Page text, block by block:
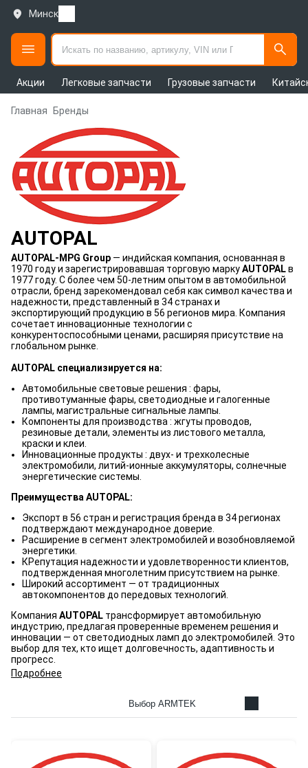
Минск
Акции Легковые запчасти Грузовые запчасти
Главная Бренды
AUTOPAL
AUTOPAL-MPG Group — индийская компания, основанная в
1970 году и зарегистрировавшая торговую маркуAUTOPALв
1977 году. С более чем 50-летним опытом в автомобильной
отрасли, бренд зарекомендовал себя как символ качества и
надежности, представленный в 34 странах и
экспортирующий продукцию в 56 регионов мира. Компания
сочетает инновационные технологии с
конкурентоспособными ценами, расширяя присутствие на
глобальном рынке.
AUTOPAL специализируется на:
Автомобильные световые решения : фары,
противотуманные фары, светодиодные и галогенные
лампы, магистральные сигнальные лампы.
Компоненты для производства : жгуты проводов,
резиновые детали, элементы из листового металла,
краски и клеи.
Инновационные продукты : двух- и трехколесные
электромобили, литий-ионные аккумуляторы, солнечные
энергетические системы.
Преимущества AUTOPAL:
Экспорт в 56 стран и регистрация бренда в 34 регионах
подтверждают международное доверие.
Расширение в сегмент электромобилей и возобновляемой
энергетики.
КРепутация надежности и удовлетворенности клиентов,
подтвержденная многолетним присутствием на рынке.
Широкий ассортимент — от традиционных
автокомпонентов до передовых технологий.
Компания AUTOPAL трансформирует автомобильную
индустрию, предлагая проверенные временем решения и
инновации — от светодиодных ламп до электромобилей. Это
выбор для тех, кто ищет долговечность, адаптивность и
прогресс.
Подробнее
Выбор ARMTEK